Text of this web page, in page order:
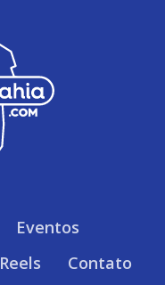
Eventos
Reels Contato